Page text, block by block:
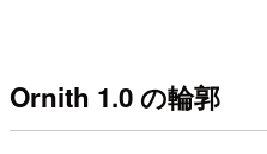
Ornith 1.0 の輪郭